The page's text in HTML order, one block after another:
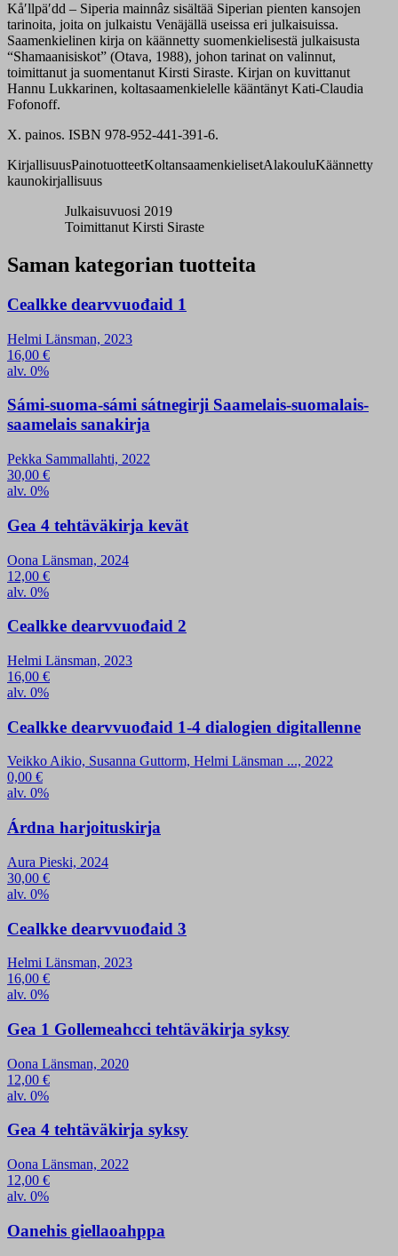
Kåʹllpäʹdd – Siperia mainnâz sisältää Siperian pienten kansojen
tarinoita, joita on julkaistu Venäjällä useissa eri julkaisuissa.
Saamenkielinen kirja on käännetty suomenkielisestä julkaisusta
“Shamaanisiskot” (Otava, 1988), johon tarinat on valinnut,
toimittanut ja suomentanut Kirsti Siraste. Kirjan on kuvittanut
Hannu Lukkarinen, koltasaamenkielelle kääntänyt Kati-Claudia
Fofonoff.
X. painos. ISBN 978-952-441-391-6.
KirjallisuusPainotuotteetKoltansaamenkielisetAlakouluKäännetty
kaunokirjallisuus
Julkaisuvuosi 2019
Toimittanut Kirsti Siraste
Saman kategorian tuotteita
Cealkke dearvvuođaid 1
Helmi Länsman, 2023
16,00 €
alv. 0%
Sámi-suoma-sámi sátnegirji Saamelais-suomalais-
saamelais sanakirja
Pekka Sammallahti, 2022
30,00 €
alv. 0%
Gea 4 tehtäväkirja kevät
Oona Länsman, 2024
12,00 €
alv. 0%
Cealkke dearvvuođaid 2
Helmi Länsman, 2023
16,00 €
alv. 0%
Cealkke dearvvuođaid 1-4 dialogien digitallenne
Veikko Aikio, Susanna Guttorm, Helmi Länsman ..., 2022
0,00 €
alv. 0%
Árdna harjoituskirja
Aura Pieski, 2024
30,00 €
alv. 0%
Cealkke dearvvuođaid 3
Helmi Länsman, 2023
16,00 €
alv. 0%
Gea 1 Gollemeahcci tehtäväkirja syksy
Oona Länsman, 2020
12,00 €
alv. 0%
Gea 4 tehtäväkirja syksy
Oona Länsman, 2022
12,00 €
alv. 0%
Oanehis giellaoahppa